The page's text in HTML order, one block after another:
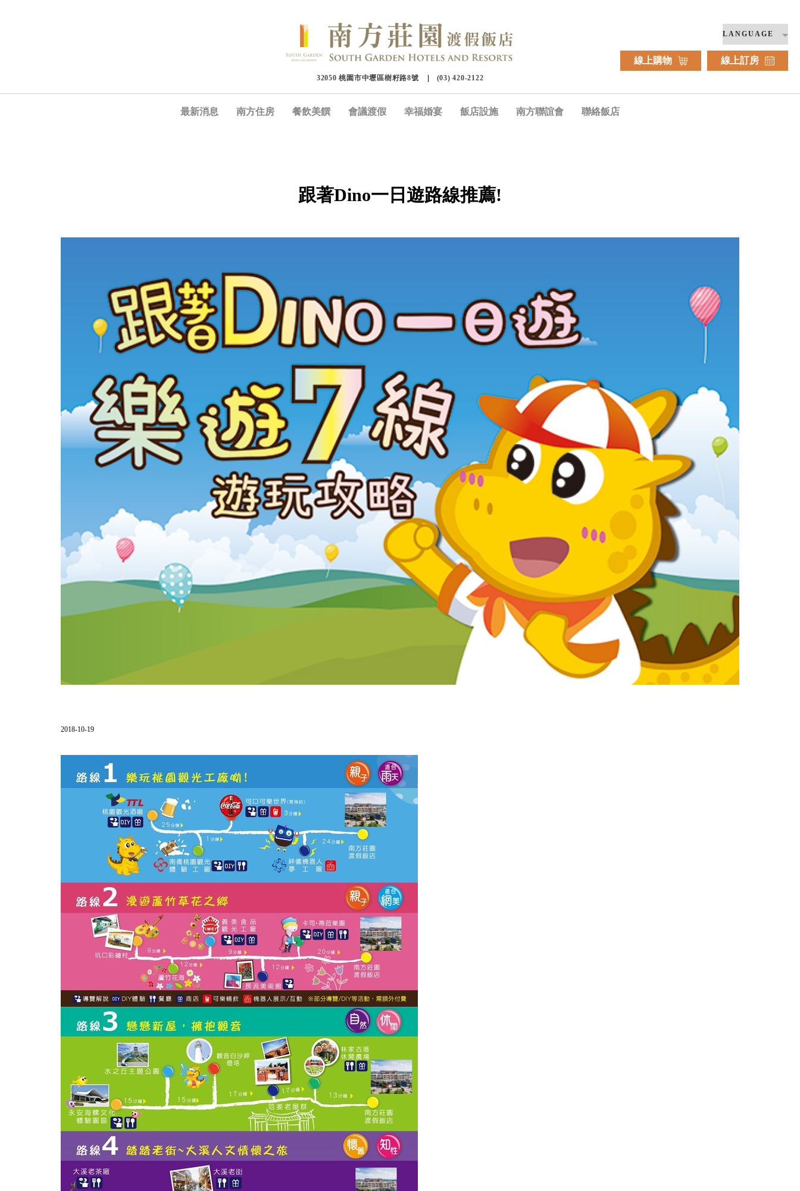
32050 桃園市中壢區樹籽路8號 (03) 420-2122
線上購物 線上訂房
最新消息 南方住房 餐飲美饌 會議渡假 幸福婚宴 飯店設施 南方聯誼會 聯絡飯店
跟著Dino一日遊路線推薦!
2018-10-19